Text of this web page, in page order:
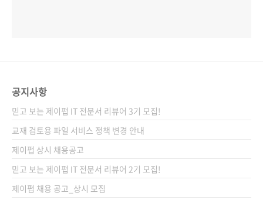
공지사항
믿고 보는 제이펍 IT 전문서 리뷰어 3기 모집!
교재 검토용 파일 서비스 정책 변경 안내
제이펍 상시 채용공고
믿고 보는 제이펍 IT 전문서 리뷰어 2기 모집!
제이펍 채용 공고_상시 모집